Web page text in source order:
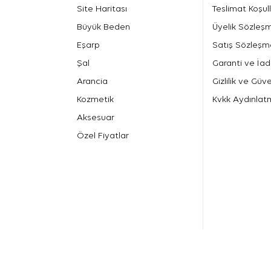
Site Haritası
Büyük Beden
Eşarp
Şal
Arancia
Kozmetik
Aksesuar
Özel Fiyatlar
Teslimat
Üyelik
Satış
Garanti ve
Gizlilik ve
Kvkk